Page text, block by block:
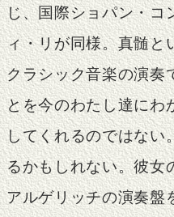
じ、国際ショパン・コ
ィ・リが同様。真髄と
クラシック音楽の演奏
とを今のわたし達にわ
してくれるのではない
るかもしれない。彼女
アルゲリッチの演奏盤